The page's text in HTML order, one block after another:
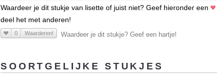
Waardeer je dit stukje van lisette of juist niet? Geef hieronder een
deel het met anderen!
0 Waarderen! Waardeer je dit stukje? Geef een hartje!
SOORTGELIJKE STUKJES